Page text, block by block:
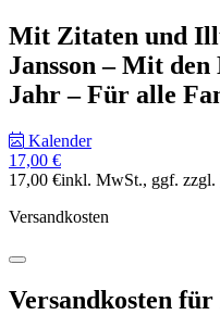
Mit Zitaten und
Jansson – Mit
Jahr – Für alle
Kalender
17,00 €
17,00 €inkl. MwSt., ggf. zzgl.
Versandkosten
Versandkosten